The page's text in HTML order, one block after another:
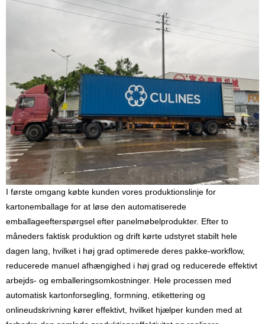
I første omgang købte kunden vores produktionslinje for
kartonemballage for at løse den automatiserede
emballageefterspørgsel efter panelmøbelprodukter. Efter to
måneders faktisk produktion og drift kørte udstyret stabilt hele
dagen lang, hvilket i høj grad optimerede deres pakke-workflow,
reducerede manuel afhængighed i høj grad og reducerede effektivt
arbejds- og emballeringsomkostninger. Hele processen med
automatisk kartonforsegling, formning, etikettering og
onlineudskrivning kører effektivt, hvilket hjælper kunden med at